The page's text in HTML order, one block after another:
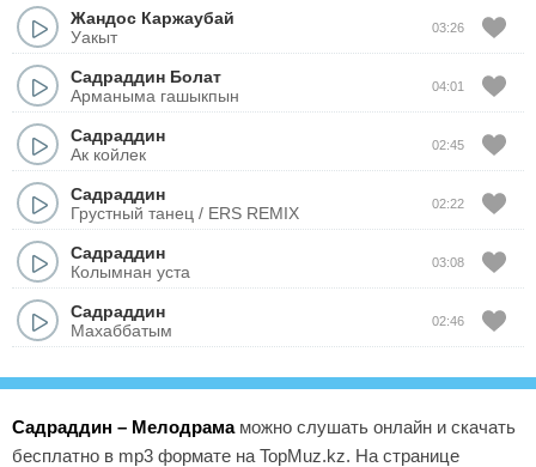
Жандос Каржаубай
Уакыт
03:26
Садраддин Болат
Арманыма гашыкпын
04:01
Садраддин
Ак койлек
02:45
Садраддин
Грустный танец / ERS REMIX
02:22
Садраддин
Колымнан уста
03:08
Садраддин
Махаббатым
02:46
Садраддин – Мелодрамаможно слушать онлайн и скачать
бесплатно в mp3 формате на TopMuz.kz. На странице